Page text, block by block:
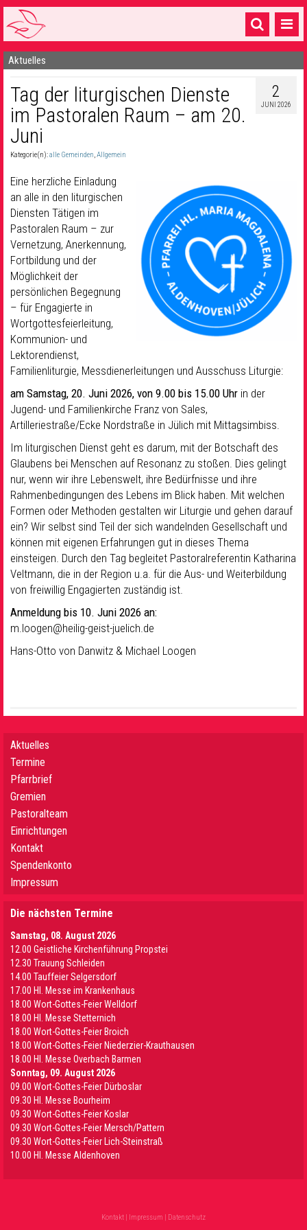
Startseite
1 Pfarrei
16 Gemeinden & mehr
Gottesdienste & Sinnsuche
Sakramente & Feste
Gemeinschaft & Soziales
Musik& Kultur
Seelsorge & Kontakt
Aktuelles
2
JUNI 2026
Tag der liturgischen Dienste
im Pastoralen Raum – am 20.
Juni
Kategorie(n):alle Gemeinden,Allgemein
Eine herzliche Einladung
an alle in den liturgischen
Diensten Tätigen im
Pastoralen Raum – zur
Vernetzung, Anerkennung,
Fortbildung und der
Möglichkeit der
persönlichen Begegnung
– für Engagierte in
Wortgottesfeierleitung,
Kommunion- und
Lektorendienst,
Familienliturgie, Messdienerleitungen und Ausschuss Liturgie:
am Samstag, 20. Juni 2026, von 9.00 bis 15.00 Uhr in der
Jugend- und Familienkirche Franz von Sales,
Artilleriestraße/Ecke Nordstraße in Jülich mit Mittagsimbiss.
Im liturgischen Dienst geht es darum, mit der Botschaft des
Glaubens bei Menschen auf Resonanz zu stoßen. Dies gelingt
nur, wenn wir ihre Lebenswelt, ihre Bedürfnisse und ihre
Rahmenbedingungen des Lebens im Blick haben. Mit welchen
Formen oder Methoden gestalten wir Liturgie und gehen darauf
ein? Wir selbst sind Teil der sich wandelnden Gesellschaft und
können mit eigenen Erfahrungen gut in dieses Thema
einsteigen. Durch den Tag begleitet Pastoralreferentin Katharina
Veltmann, die in der Region u.a. für die Aus- und Weiterbildung
von freiwillig Engagierten zuständig ist.
Anmeldung bis 10. Juni 2026 an:
m.loogen@heilig-geist-juelich.de
Hans-Otto von Danwitz & Michael Loogen
Aktuelles
Termine
Pfarrbrief
Gremien
Pastoralteam
Einrichtungen
Kontakt
Spendenkonto
Impressum
Die nächsten Termine
Samstag, 08. August 2026
12.00 Geistliche Kirchenführung Propstei
12.30 Trauung Schleiden
14.00 Tauffeier Selgersdorf
17.00 Hl. Messe im Krankenhaus
18.00 Wort-Gottes-Feier Welldorf
18.00 Hl. Messe Stetternich
18.00 Wort-Gottes-Feier Broich
18.00 Wort-Gottes-Feier Niederzier-Krauthausen
18.00 Hl. Messe Overbach Barmen
Sonntag, 09. August 2026
09.00 Wort-Gottes-Feier Dürboslar
09.30 HI. Messe Bourheim
09.30 Wort-Gottes-Feier Koslar
09.30 Wort-Gottes-Feier Mersch/Pattern
09.30 Wort-Gottes-Feier Lich-Steinstraß
10.00 Hl. Messe Aldenhoven
Kontakt | Impressum | Datenschutz